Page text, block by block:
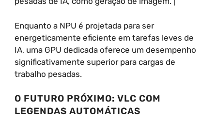
Enquanto a NPU é projetada para ser
energeticamente eficiente em tarefas leves de
IA, uma GPU dedicada oferece um desempenho
significativamente superior para cargas de
trabalho pesadas.
O FUTURO PRÓXIMO: VLC COM
LEGENDAS AUTOMÁTICAS